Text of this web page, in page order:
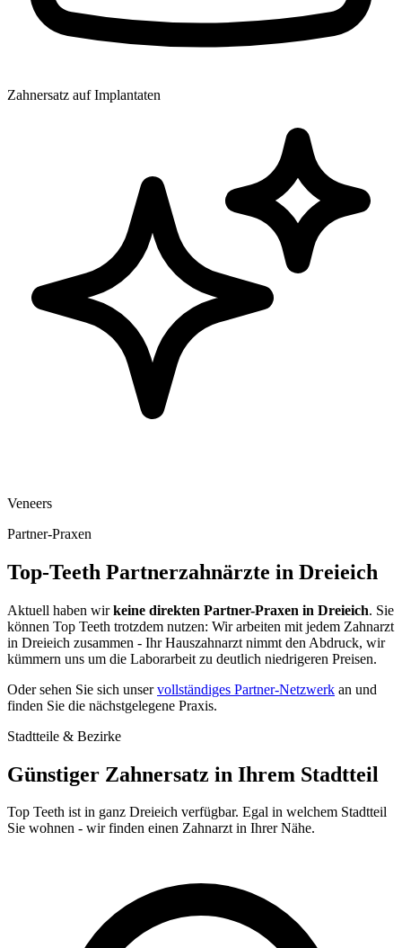
Zahnersatz auf Implantaten
Veneers
Partner-Praxen
Top-Teeth Partnerzahnärzte in Dreieich
Aktuell haben wirkeine direkten Partner-Praxen in Dreieich. Sie
können Top Teeth trotzdem nutzen: Wir arbeiten mit jedem Zahnarzt
in Dreieich zusammen - Ihr Hauszahnarzt nimmt den Abdruck, wir
kümmern uns um die Laborarbeit zu deutlich niedrigeren Preisen.
Oder sehen Sie sich unservollständiges Partner-Netzwerk an und
finden Sie die nächstgelegene Praxis.
Stadtteile & Bezirke
Günstiger Zahnersatz in Ihrem Stadtteil
Top Teeth ist in ganz Dreieich verfügbar. Egal in welchem Stadtteil
Sie wohnen - wir finden einen Zahnarzt in Ihrer Nähe.